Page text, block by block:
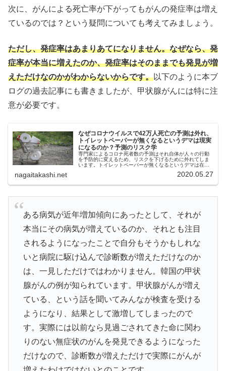
次に、がんによる死亡率が下がってもがんの発症率は増え
ているのでは？という疑問についても考えてみましょう。
ただし、発症率はあまりあてになりません。なぜなら、発
症率が本当に増えたのか、発症率はそのままでも発見が増
えただけなのかがわからないからです。以下のように本ブ
ログの過去記事にも書きましたが、甲状腺がんには特に注
意が必要です。
なぜコロナウイルスで42万人死亡の予測は外れ、
トイレットペーパーが無くなるというデマは現実
になるのか？予測のリスク学
専門家によるコロナ死者数の予測はそれ自体が人々の行動
を予防的に変えるため、リスクを下げるために外れてしま
います。トイレットペーパーが無くなるというデマは在庫
nagaitakashi.net 2020.05.27
ある病気が近年増加傾向にあったとして、それが
本当にその病気が増えているのか、それとも注目
されるようになったことで自分もそうかもしれな
いと病院に駆け込んで診断数が増えただけなのか
は、一見しただけではわかりません。韓国の甲状
腺がんの例が知られています。甲状腺がんが増え
ている、という話を聞いてみんなが検査を受ける
ようになり、結果として激増してしまったので
す。実際には以前なら見過ごされてきた命に関わ
りのない無症状のがんを発見できるようになった
だけなので、診断数が増えただけで実際にがんが